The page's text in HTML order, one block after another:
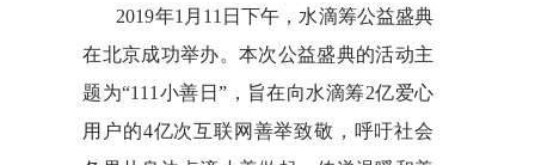
2019年1月11日下午，水滴筹公益盛典
在北京成功举办。本次公益盛典的活动主
题为“111小善日”，旨在向水滴筹2亿爱心
用户的4亿次互联网善举致敬，呼吁社会